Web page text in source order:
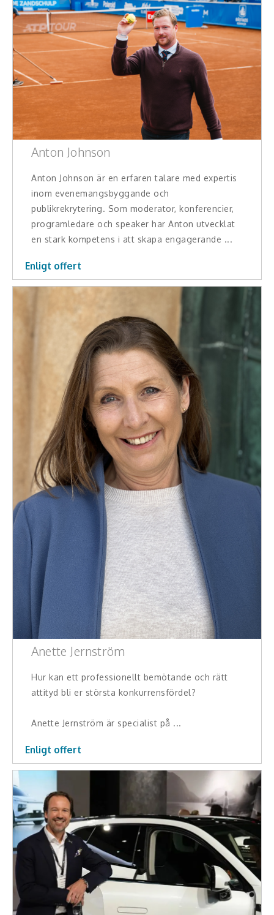
Skådespelare
Alla talare
Alla ämnen
Anton Johnson
Anton Johnson är en erfaren talare med expertis
inom evenemangsbyggande och
publikrekrytering. Som moderator, konferencier,
programledare och speaker har Anton utvecklat
en stark kompetens i att skapa engagerande ...
Enligt offert
Anette Jernström
Hur kan ett professionellt bemötande och rätt
attityd bli er största konkurrensfördel?
Anette Jernström är specialist på ...
Enligt offert